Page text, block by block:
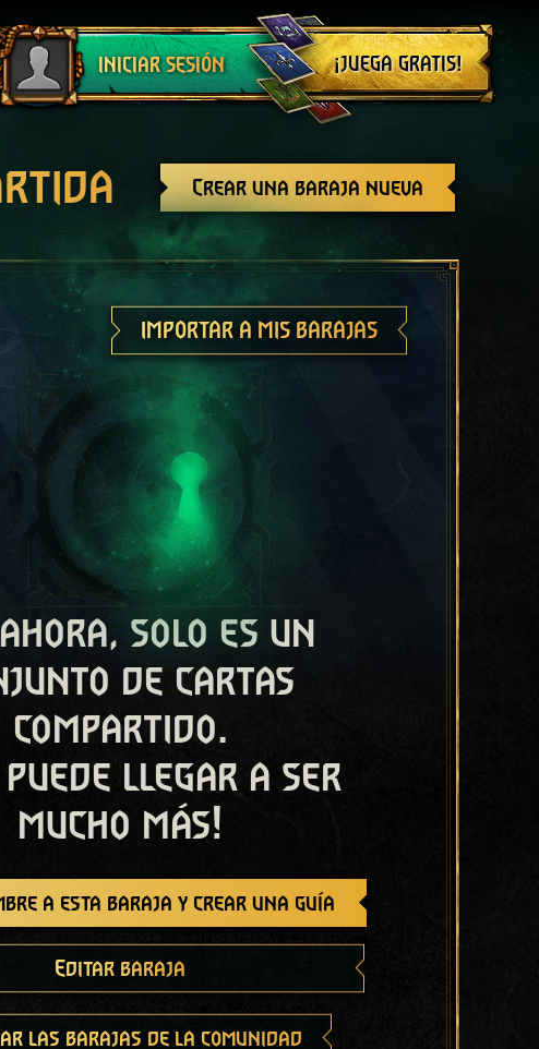
INICIAR SESIÓN
Cerrar sesión
¡JUEGA GRATIS!
Crear una baraja nueva
IMPORTAR A MIS BARAJAS
solo es un
de cartas
compartido.
puede llegar a ser
mucho más!
a esta baraja y crear una guía
Editar baraja
las barajas de la comunidad